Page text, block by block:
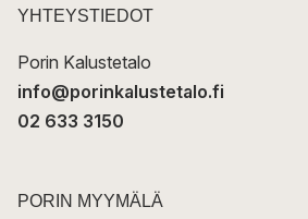
t
YHTEYSTIEDOT
Porin Kalustetalo
info@porinkalustetalo.fi
02 633 3150
PORIN MYYMÄLÄ